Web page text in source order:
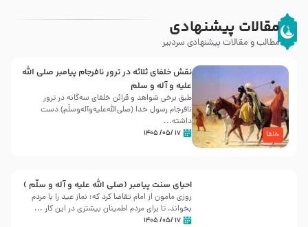
مقالات پیشنهادی
مطالب و مقالات پیشنهادی سردبیر
خلفا
نقش خلفای ثلاثه در ترور نافرجام پیامبر صلی الله
علیه و آله و سلم
طبق برخی شواهد و قرائن خلفای سه‌گانه در ترور
نافرجام رسول خدا (صلی‌الله‌علیه‌و‌آله‌وسلّم) دست
داشته‌...
۱۷ /۰۵/ ۱۴۰۵
احیای سنت پیامبر (صلی الله علیه و آله و سلّم )
روزی مامون از امام تقاضا کرد که: نماز عید را با مردم
بخواند، تا برای مردم اطمینان بیشتری در این کار ...
۱۷ /۰۵/ ۱۴۰۵